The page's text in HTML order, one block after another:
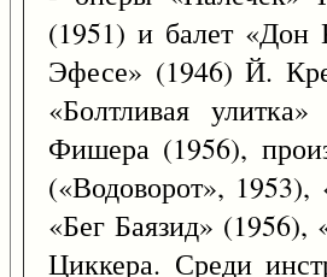
(1951) и балет «Дон
Эфесе» (1946) Й.
«Болтливая
Фишера (1956),
(«Водоворот»,
«Бег Баязид»
Циккера. Среди